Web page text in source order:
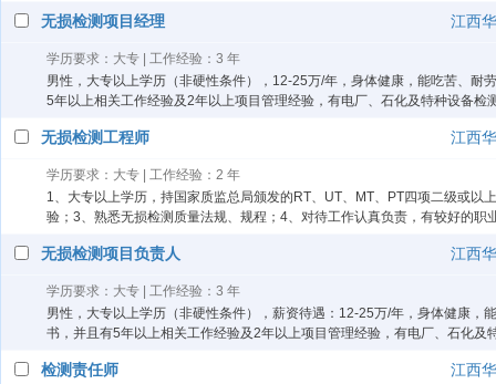
无损检测项目经理 江西
学历要求：大专 | 工作经验：3 年
男性，大专以上学历（非硬性条件），12-25万/年，身体健康，能吃苦、
5年以上相关工作经验及2年以上项目管理经验，有电厂、石化及特种设备检
无损检测工程师 江西
学历要求：大专 | 工作经验：2 年
1、大专以上学历，持国家质监总局颁发的RT、UT、MT、PT四项二级或
验；3、熟悉无损检测质量法规、规程；4、对待工作认真负责，有较好的
无损检测项目负责人 江西
学历要求：大专 | 工作经验：3 年
男性，大专以上学历（非硬性条件），薪资待遇：12-25万/年，身体健康
书，并且有5年以上相关工作经验及2年以上项目管理经验，有电厂、石化
检测责任师 江西